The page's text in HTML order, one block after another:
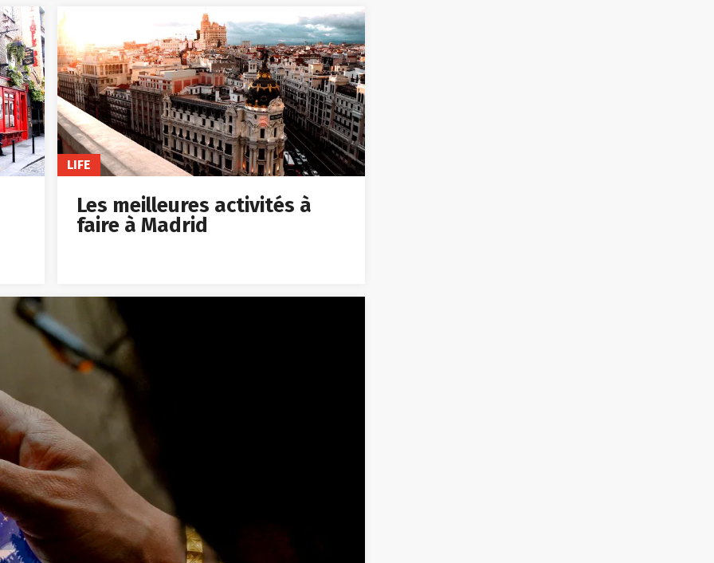
LIFE
Les meilleures activités à
faire à Madrid